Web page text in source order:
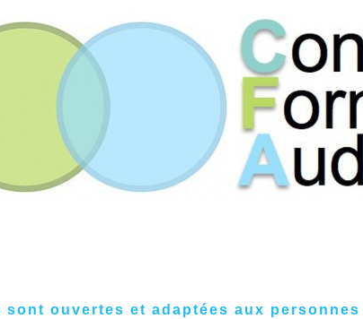
ouvertes et adaptées aux